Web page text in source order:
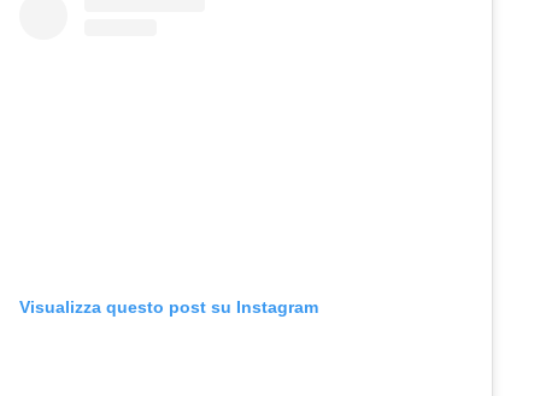
Visualizza questo post su Instagram